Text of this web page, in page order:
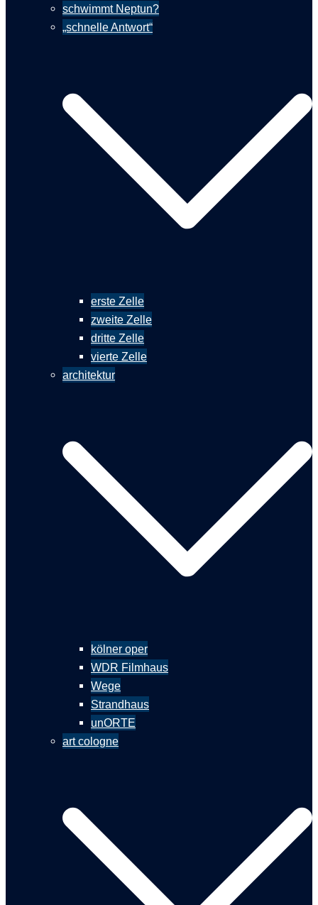
schwimmt Neptun?
„schnelle Antwort“
erste Zelle
zweite Zelle
dritte Zelle
vierte Zelle
architektur
kölner oper
WDR Filmhaus
Wege
Strandhaus
unORTE
art cologne